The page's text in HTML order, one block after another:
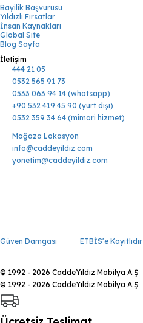
Bayilik Başvurusu
Yıldızlı Fırsatlar
İnsan Kaynakları
Global Site
Blog Sayfa
İletişim
444 21 05
0532 565 91 73
0533 063 94 14 (whatsapp)
+90 532 419 45 90 (yurt dışı)
0532 359 34 64 (mimari hizmet)
Mağaza Lokasyon
info@caddeyildiz.com
yonetim@caddeyildiz.com
Güven Damgası ETBİS’e Kayıtlıdır
© 1992 - 2026 CaddeYıldız Mobilya A.Ş
© 1992 - 2026 CaddeYıldız Mobilya A.Ş